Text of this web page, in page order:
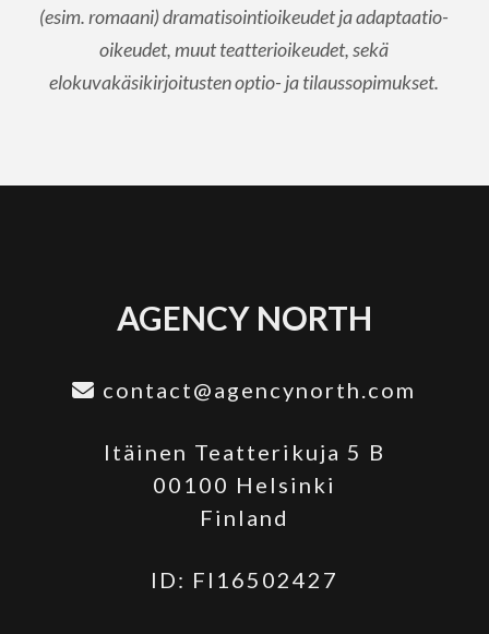
(esim. romaani) dramatisointioikeudet ja adaptaatio-
oikeudet, muut teatterioikeudet, sekä
elokuvakäsikirjoitusten optio- ja tilaussopimukset.
AGENCY NORTH
contact@agencynorth.com
Itäinen Teatterikuja 5 B
00100 Helsinki
Finland
ID: FI16502427